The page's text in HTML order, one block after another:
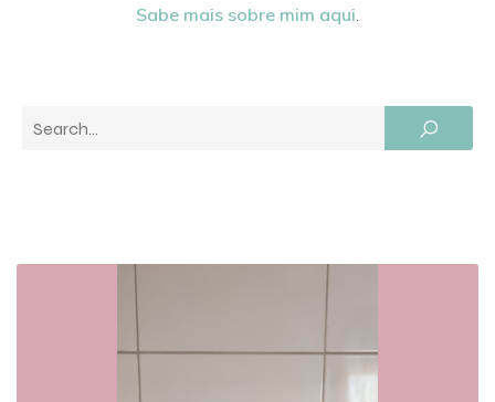
Sabe mais sobre mim aqui.